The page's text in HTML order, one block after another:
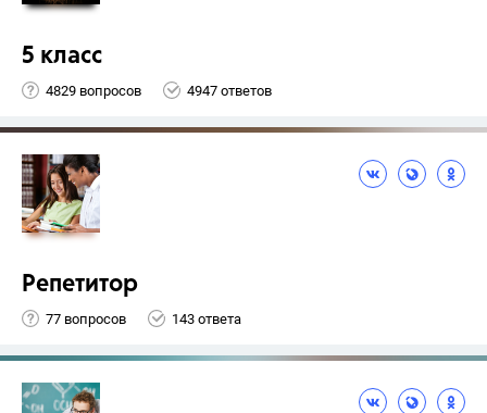
5 класс
4829 вопросов 4947 ответов
Репетитор
77 вопросов 143 ответа